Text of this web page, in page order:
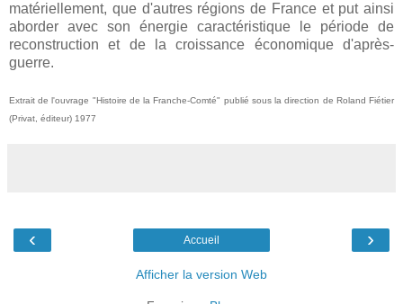
matériellement, que d'autres régions de France et put ainsi
aborder avec son énergie caractéristique le période de
reconstruction et de la croissance économique d'après-
guerre.
Extrait de l'ouvrage "Histoire de la Franche-Comté" publié sous la direction de Roland Fiétier
(Privat, éditeur) 1977
‹ ›
Accueil
Afficher la version Web